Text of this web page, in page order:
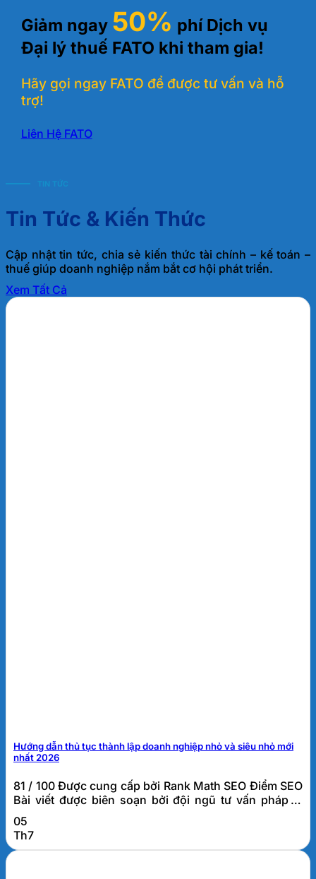
Giảm ngay 50% phí Dịch vụ
Đại lý thuế FATO khi tham gia!
Hãy gọi ngay FATO để được tư vấn và hỗ
trợ!
Liên Hệ FATO
TIN TỨC
Tin Tức & Kiến Thức
Cập nhật tin tức, chia sẻ kiến thức tài chính – kế toán –
thuế giúp doanh nghiệp nắm bắt cơ hội phát triển.
Xem Tất Cả
Hướng dẫn thủ tục thành lập doanh nghiệp nhỏ và siêu nhỏ mới
nhất 2026
81 / 100 Được cung cấp bởi Rank Math SEO Điểm SEO
Bài viết được biên soạn bởi đội ngũ tư vấn pháp lý
doanh nghiệp FATO, đơn vị đã hỗ trợ thành lập và tư
vấn thuế cho hơn 1.000 doanh nghiệp tại Đà Nẵng và
khu vực miền Trung. Thủ tục thành lập doanh
05
Th7